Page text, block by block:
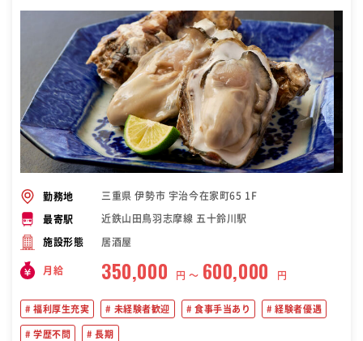
勤務地 三重県 伊勢市 宇治今在家町65 1F
最寄駅 近鉄山田鳥羽志摩線 五十鈴川駅
施設形態 居酒屋
月給 350,000 円 〜 600,000 円
福利厚生充実 未経験者歓迎 食事手当あり 経験者優遇
学歴不問 長期